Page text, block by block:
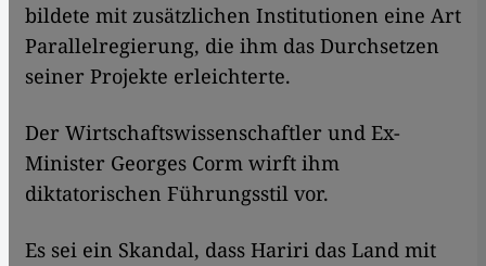
bildete mit zusätzlichen Institutionen eine Art
Parallelregierung, die ihm das Durchsetzen
seiner Projekte erleichterte.
Der Wirtschaftswissenschaftler und Ex-
Minister Georges Corm wirft ihm
diktatorischen Führungsstil vor.
Es sei ein Skandal, dass Hariri das Land mit